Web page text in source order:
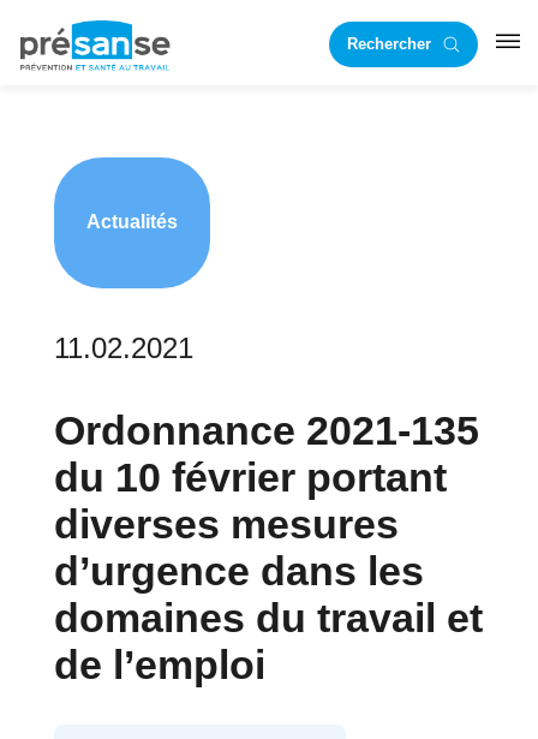
principale
RechercherRST
Actualités
11.02.2021
Ordonnance 2021-135
du 10 février portant
diverses mesures
d’urgence dans les
domaines du travail et
de l’emploi